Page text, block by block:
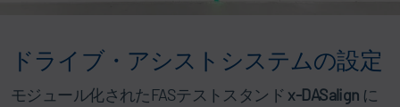
ドライブ・アシストシステムの設定
モジュール化されたFASテストスタンド x-DASalign に